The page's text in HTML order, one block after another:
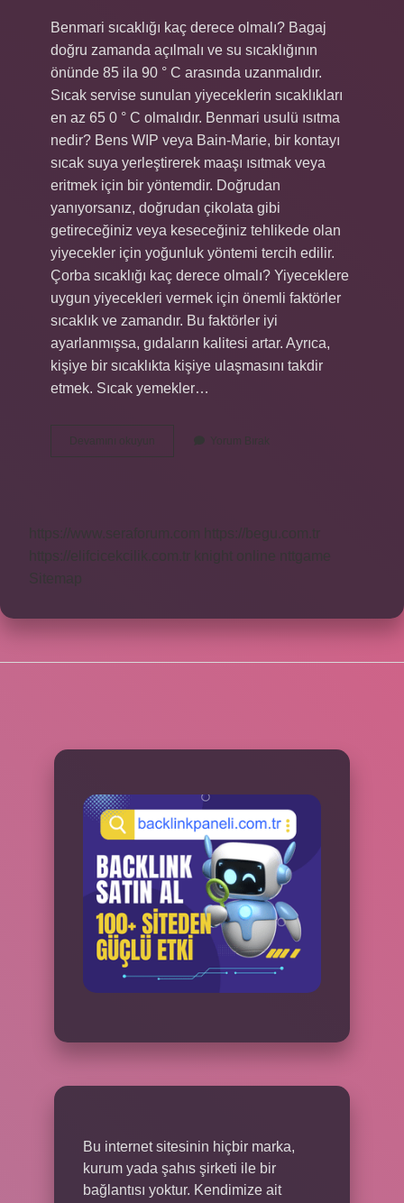
Benmari sıcaklığı kaç derece olmalı? Bagaj
doğru zamanda açılmalı ve su sıcaklığının
önünde 85 ila 90 ° C arasında uzanmalıdır.
Sıcak servise sunulan yiyeceklerin sıcaklıkları
en az 65 0 ° C olmalıdır. Benmari usulü ısıtma
nedir? Bens WIP veya Bain-Marie, bir kontayı
sıcak suya yerleştirerek maaşı ısıtmak veya
eritmek için bir yöntemdir. Doğrudan
yanıyorsanız, doğrudan çikolata gibi
getireceğiniz veya keseceğiniz tehlikede olan
yiyecekler için yoğunluk yöntemi tercih edilir.
Çorba sıcaklığı kaç derece olmalı? Yiyeceklere
uygun yiyecekleri vermek için önemli faktörler
sıcaklık ve zamandır. Bu faktörler iyi
ayarlanmışsa, gıdaların kalitesi artar. Ayrıca,
kişiye bir sıcaklıkta kişiye ulaşmasını takdir
etmek. Sıcak yemekler…
Devamını okuyun
Benmari
Kaç
Yorum Bırak
https://www.seraforum.com
https://begu.com.tr
https://elifcicekcilik.com.tr
knight online
nttgame
Sitemap
Bu internet sitesinin hiçbir marka,
kurum yada şahıs şirketi ile bir
bağlantısı yoktur. Kendimize ait